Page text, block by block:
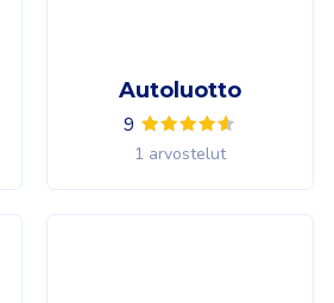
Autoluotto
9
1 arvostelut